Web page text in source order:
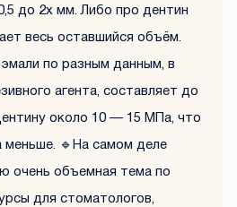
до 2х мм. Либо про дентин
весь оставшийся объём.
эмали по разным данным, в
агента, составляет до
около 10 — 15 МПа, что
меньше. 🔹На самом деле
очень объемная тема по
для стоматологов,